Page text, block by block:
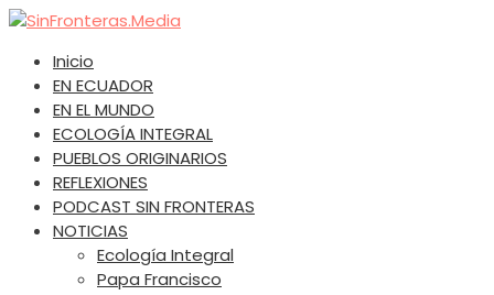
Skip
contentInicio
EN ECUADOR
EN EL MUNDO
ECOLOGÍA INTEGRAL
PUEBLOS ORIGINARIOS
REFLEXIONES
PODCAST SIN FRONTERAS
NOTICIAS
Ecología Integral
Papa Francisco